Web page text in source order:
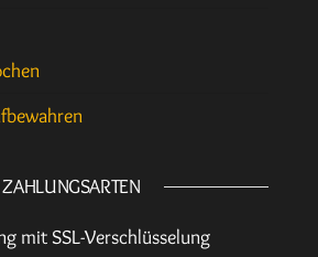
ZAHLUNGSARTEN
mit SSL-Verschlüsselung